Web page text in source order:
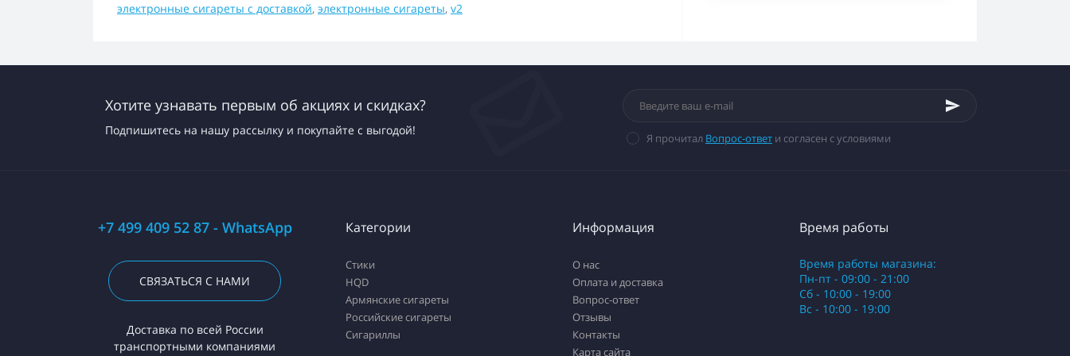
электронные сигареты с доставкой, электронные сигареты, v2
Хотите узнавать первым об акциях и скидках?
Подпишитесь на нашу рассылку и покупайте с выгодой!
Я прочитал Вопрос-ответ и согласен с условиями
+7 499 409 52 87 - WhatsApp
СВЯЗАТЬСЯ С НАМИ
Доставка по всей России
транспортными компаниями
Категории
Стики
HQD
Армянские сигареты
Российские сигареты
Сигариллы
Информация
О нас
Оплата и доставка
Вопрос-ответ
Отзывы
Контакты
Карта сайта
Время работы
Время работы магазина:
Пн-пт - 09:00 - 21:00
Сб - 10:00 - 19:00
Вс - 10:00 - 19:00